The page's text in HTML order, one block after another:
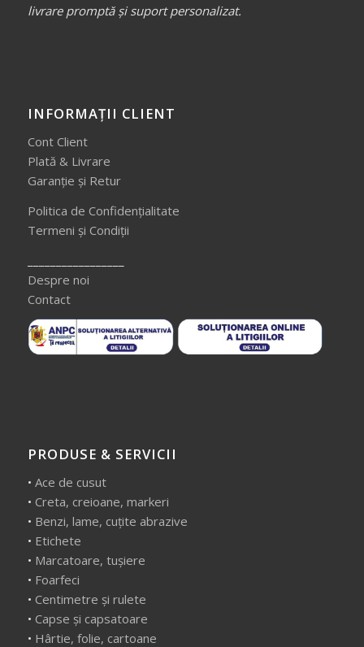
livrare promptă și suport personalizat.
INFORMAȚII CLIENT
Cont Client
Plată & Livrare
Garanție și Retur
Politica de Confidențialitate
Termeni și Condiții
Despre noi
Contact
PRODUSE & SERVICII
• Ace de cusut
• Creta, creioane, markeri
• Benzi, lame, cuțite abrazive
• Etichete
• Marcatoare, tușiere
• Foarfeci
• Centimetre și rulete
• Capse și capsatoare
• Hârtie, folie, cartoane